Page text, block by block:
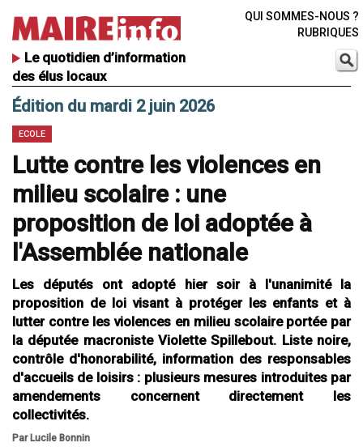
Le quotidien d’information
des élus locaux
QUI SOMMES-NOUS ?
RUBRIQUES
Édition du mardi 2 juin 2026
ECOLE
Lutte contre les violences en
milieu scolaire : une
proposition de loi adoptée à
l'Assemblée nationale
Les députés ont adopté hier soir à l'unanimité la
proposition de loi visant à protéger les enfants et à
lutter contre les violences en milieu scolaire portée par
la députée macroniste Violette Spillebout. Liste noire,
contrôle d'honorabilité, information des responsables
d'accueils de loisirs : plusieurs mesures introduites par
amendements concernent directement les
collectivités.
Par Lucile Bonnin